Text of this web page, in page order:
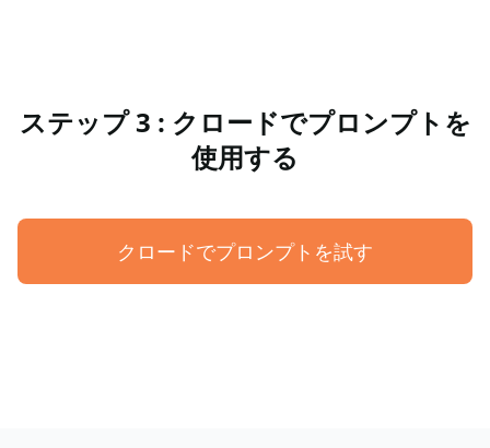
ステップ 3 : クロードでプロンプトを
使用する
クロードでプロンプトを試す